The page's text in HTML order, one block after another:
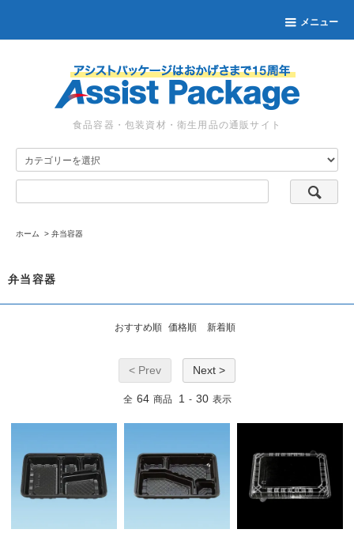
メニュー
食品容器・包装資材・衛生用品の通販サイト
ホーム > 弁当容器
弁当容器
おすすめ順 価格順 新着順
< Prev Next >
全 64 商品 1 - 30 表示